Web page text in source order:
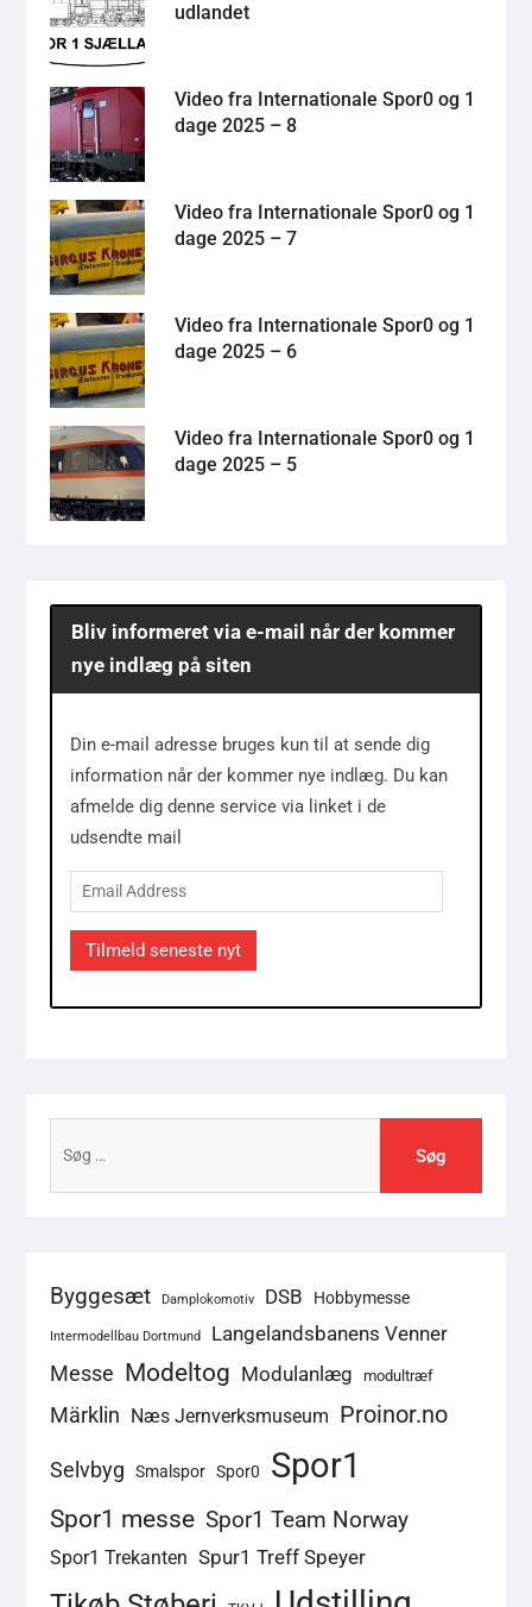
udlandet
Video fra Internationale Spor0 og 1
dage 2025 – 8
Video fra Internationale Spor0 og 1
dage 2025 – 7
Video fra Internationale Spor0 og 1
dage 2025 – 6
Video fra Internationale Spor0 og 1
dage 2025 – 5
Bliv informeret via e-mail når der kommer
nye indlæg på siten
Din e-mail adresse bruges kun til at sende dig
information når der kommer nye indlæg. Du kan
afmelde dig denne service via linket i de
udsendte mail
Email
Address
Tilmeld seneste nyt
efter:
Byggesæt Damplokomotiv DSB Hobbymesse
Intermodellbau Dortmund
Langelandsbanens Venner
Messe Modeltog Modulanlæg modultræf
Märklin Næs Jernverksmuseum Proinor.no
Selvbyg Smalspor Spor0 Spor1
Spor1 messe Spor1 Team Norway
Spor1 Trekanten Spur1 Treff Speyer